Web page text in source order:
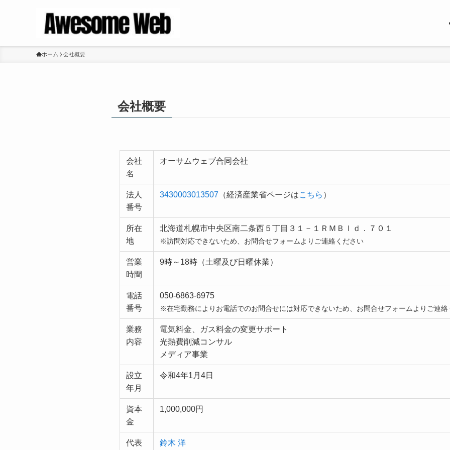
ホーム 会社概要
会社概要
会社
名
オーサムウェブ合同会社
法人
番号
3430003013507 （経済産業省ページはこちら ）
所在
地
北海道札幌市中央区南二条西５丁目３１－１ＲＭＢｌｄ．７０１
※訪問対応できないため、お問合せフォームよりご連絡ください
営業
時間
9時～18時（土曜及び日曜休業）
電話
番号
050-6863-6975
※在宅勤務によりお電話でのお問合せには対応できないため、お問合せフォームよりご連絡
業務
内容
電気料金、ガス料金の変更サポート
光熱費削減コンサル
メディア事業
設立
年月
令和4年1月4日
資本
金
1,000,000円
代表 鈴木 洋